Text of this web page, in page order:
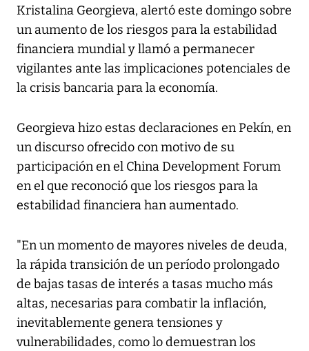
Kristalina Georgieva, alertó este domingo sobre
un aumento de los riesgos para la estabilidad
financiera mundial y llamó a permanecer
vigilantes ante las implicaciones potenciales de
la crisis bancaria para la economía.
Georgieva hizo estas declaraciones en Pekín, en
un discurso ofrecido con motivo de su
participación en el China Development Forum
en el que reconoció que los riesgos para la
estabilidad financiera han aumentado.
"En un momento de mayores niveles de deuda,
la rápida transición de un período prolongado
de bajas tasas de interés a tasas mucho más
altas, necesarias para combatir la inflación,
inevitablemente genera tensiones y
vulnerabilidades, como lo demuestran los